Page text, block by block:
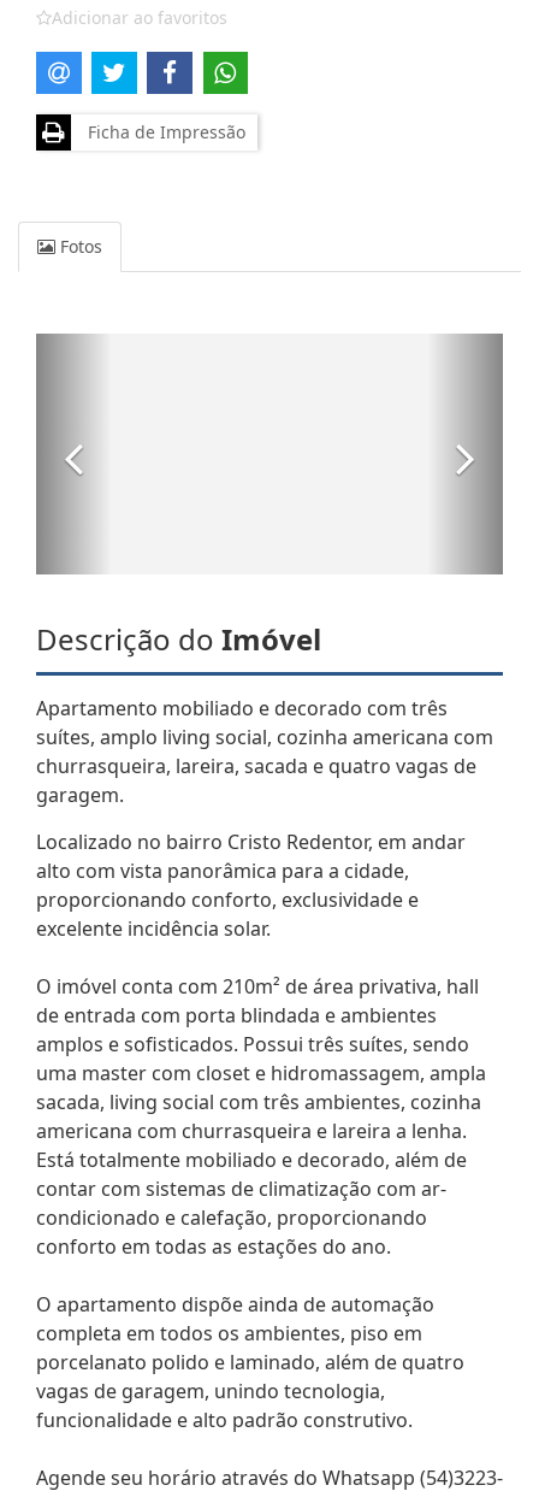
Adicionar ao favoritos
Ficha de Impressão
Fotos
Descrição do Imóvel
Apartamento mobiliado e decorado com três
suítes, amplo living social, cozinha americana com
churrasqueira, lareira, sacada e quatro vagas de
garagem.
Localizado no bairro Cristo Redentor, em andar
alto com vista panorâmica para a cidade,
proporcionando conforto, exclusividade e
excelente incidência solar.
O imóvel conta com 210m² de área privativa, hall
de entrada com porta blindada e ambientes
amplos e sofisticados. Possui três suítes, sendo
uma master com closet e hidromassagem, ampla
sacada, living social com três ambientes, cozinha
americana com churrasqueira e lareira a lenha.
Está totalmente mobiliado e decorado, além de
contar com sistemas de climatização com ar-
condicionado e calefação, proporcionando
conforto em todas as estações do ano.
O apartamento dispõe ainda de automação
completa em todos os ambientes, piso em
porcelanato polido e laminado, além de quatro
vagas de garagem, unindo tecnologia,
funcionalidade e alto padrão construtivo.
Agende seu horário através do Whatsapp (54)3223-